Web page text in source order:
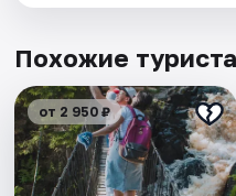
Похожие
от 2 950 ₽